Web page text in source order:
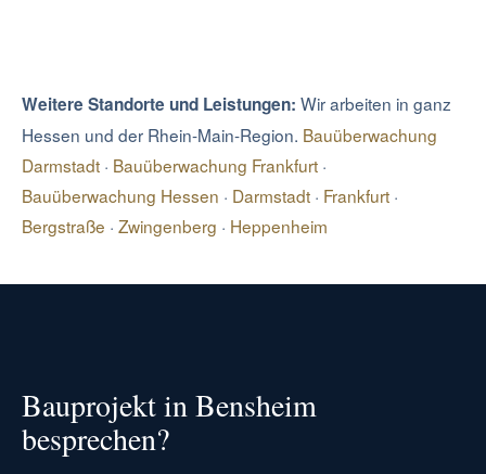
Weitere Standorte und Leistungen: Wir arbeiten in ganz
Hessen und der Rhein-Main-Region. Bauüberwachung
Darmstadt · Bauüberwachung Frankfurt ·
Bauüberwachung Hessen · Darmstadt · Frankfurt ·
Bergstraße · Zwingenberg · Heppenheim
Bauprojekt in Bensheim
besprechen?